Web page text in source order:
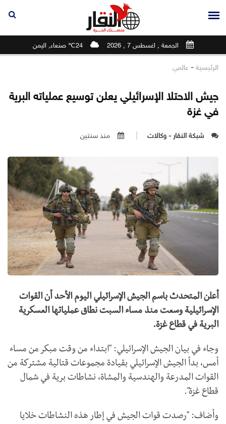
الجمعة , اغسطس 7 , 2026 24℃ صنعاء, اليمن
الرئيسية - عالمي
جيش الاحتلا الإسرائيلي يعلن توسيع عملياته البرية
في غزة
شبكة النقار - وكالات منذ سنتين
أعلن المتحدث باسم الجيش الإسرائيلي اليوم الأحد أن القوات
الإسرائيلية وسعت منذ مساء السبت نطاق عملياتها العسكرية
البرية في قطاع غزة.
وجاء في بيان الجيش الإسرائيلي: "ابتداء من وقت مبكر من مساء
أمس، بدأ الجيش الإسرائيلي بقيادة مجموعات قتالية مشتركة من
القوات المدرعة والهندسية والمشاة، نشاطات برية في شمال
قطاع غزة".
وأضاف: "رصدت قوات الجيش في إطار هذه النشاطات خلايا